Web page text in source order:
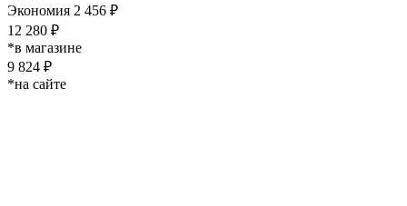
Экономия 2 456 ₽
12 280 ₽
*в магазине
9 824 ₽
*на сайте